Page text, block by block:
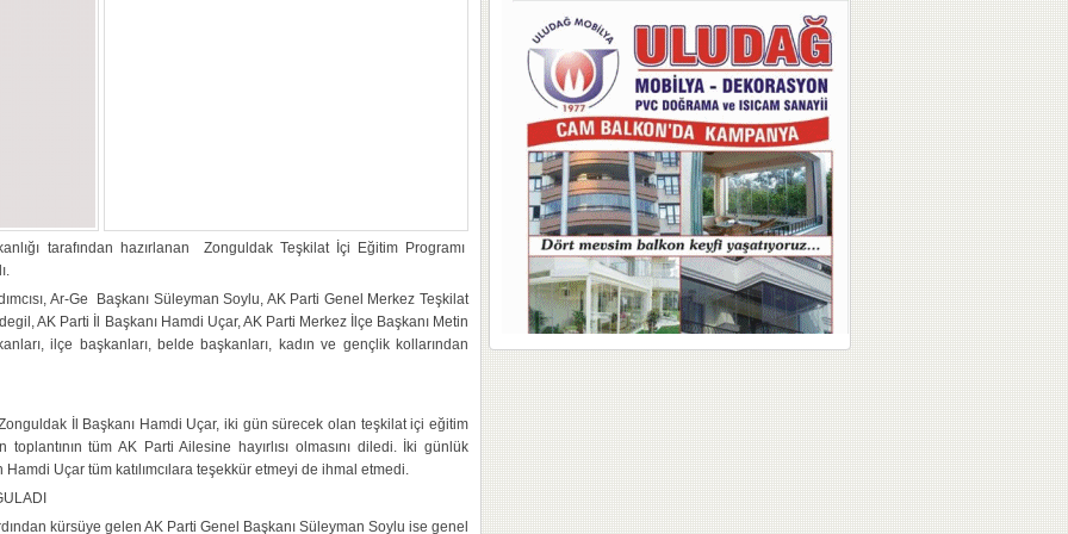
tarafından hazırlanan Zonguldak Teşkilat İçi Eğitim Programı
Ar-Ge Başkanı Süleyman Soylu, AK Parti Genel Merkez Teşkilat
AK Parti İl Başkanı Hamdi Uçar, AK Parti Merkez İlçe Başkanı Metin
ilçe başkanları, belde başkanları, kadın ve gençlik kollarından
Zonguldak İl Başkanı Hamdi Uçar, iki gün sürecek olan teşkilat içi eğitim
toplantının tüm AK Parti Ailesine hayırlısı olmasını diledi. İki günlük
Uçar tüm katılımcılara teşekkür etmeyi de ihmal etmedi.
kürsüye gelen AK Parti Genel Başkanı Süleyman Soylu ise genel